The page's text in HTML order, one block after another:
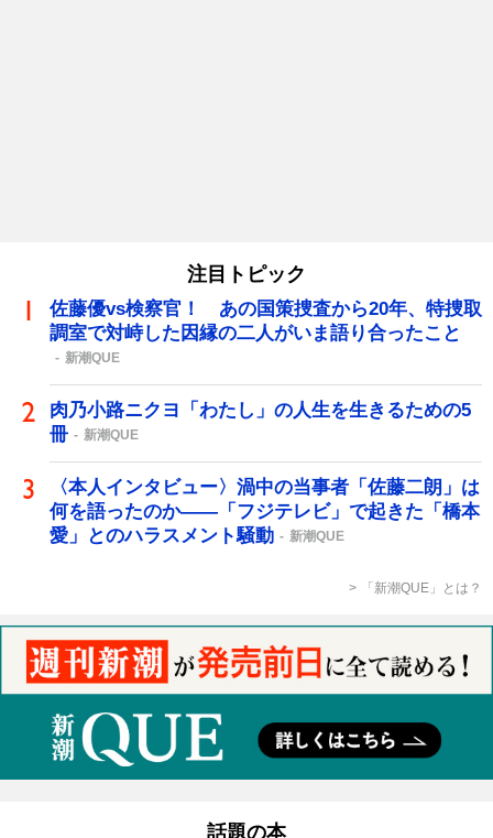
注目トピック
佐藤優vs検察官！ あの国策捜査から20年、特捜取
調室で対峙した因縁の二人がいま語り合ったこと
新潮QUE
肉乃小路ニクヨ「わたし」の人生を生きるための5
冊
新潮QUE
〈本人インタビュー〉渦中の当事者「佐藤二朗」は
何を語ったのか――「フジテレビ」で起きた「橋本
愛」とのハラスメント騒動
新潮QUE
「新潮QUE」とは？
話題の本